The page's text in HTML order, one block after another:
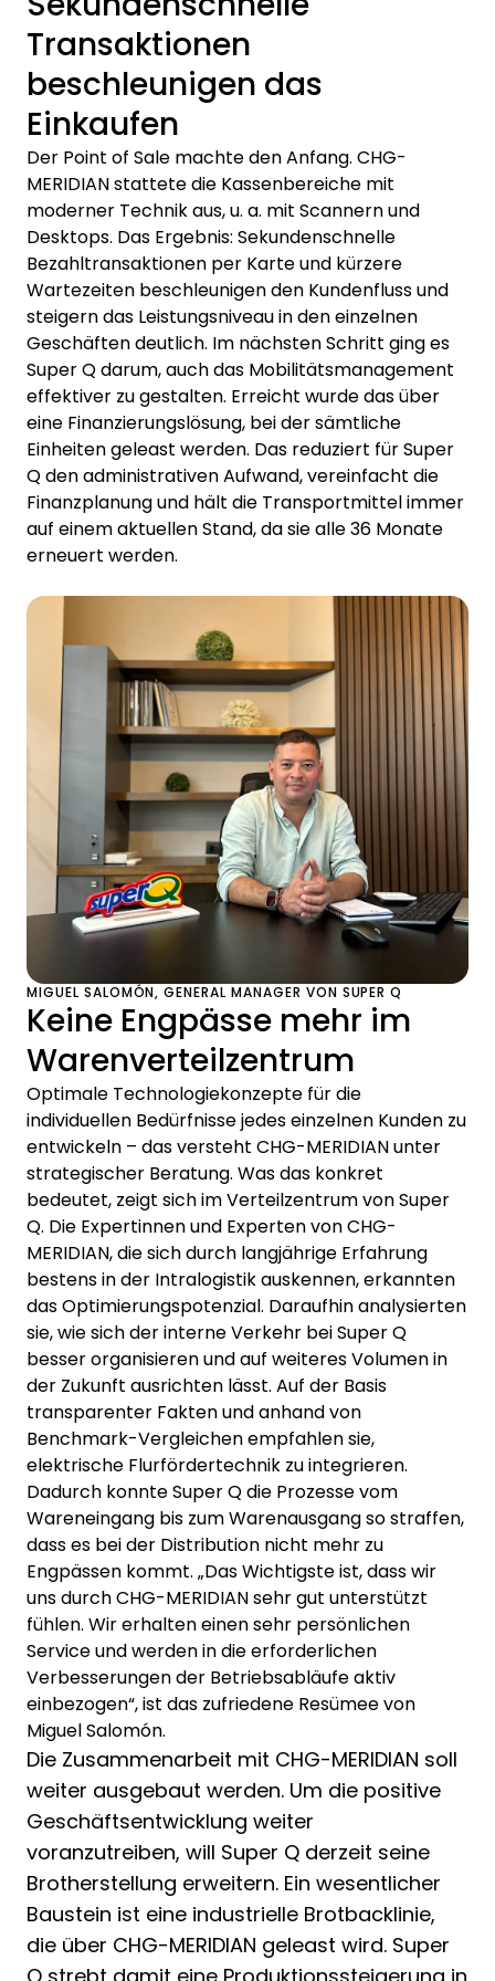
Transaktionen
beschleunigen das
Einkaufen
Der Point of Sale machte den Anfang. CHG-
MERIDIAN stattete die Kassenbereiche mit
moderner Technik aus, u. a. mit Scannern und
Desktops. Das Ergebnis: Sekundenschnelle
Bezahltransaktionen per Karte und kürzere
Wartezeiten beschleunigen den Kundenfluss und
steigern das Leistungsniveau in den einzelnen
Geschäften deutlich. Im nächsten Schritt ging es
Super Q darum, auch das Mobilitätsmanagement
effektiver zu gestalten. Erreicht wurde das über
eine Finanzierungslösung, bei der sämtliche
Einheiten geleast werden. Das reduziert für Super
Q den administrativen Aufwand, vereinfacht die
Finanzplanung und hält die Transportmittel immer
auf einem aktuellen Stand, da sie alle 36 Monate
erneuert werden.
MIGUEL SALOMÓN, GENERAL MANAGER VON SUPER Q
Keine Engpässe mehr im
Warenverteilzentrum
Optimale Technologiekonzepte für die
individuellen Bedürfnisse jedes einzelnen Kunden zu
entwickeln – das versteht CHG-MERIDIAN unter
strategischer Beratung. Was das konkret
bedeutet, zeigt sich im Verteilzentrum von Super
Q. Die Expertinnen und Experten von CHG-
MERIDIAN, die sich durch langjährige Erfahrung
bestens in der Intralogistik auskennen, erkannten
das Optimierungspotenzial. Daraufhin analysierten
sie, wie sich der interne Verkehr bei Super Q
besser organisieren und auf weiteres Volumen in
der Zukunft ausrichten lässt. Auf der Basis
transparenter Fakten und anhand von
Benchmark-Vergleichen empfahlen sie,
elektrische Flurfördertechnik zu integrieren.
Dadurch konnte Super Q die Prozesse vom
Wareneingang bis zum Warenausgang so straffen,
dass es bei der Distribution nicht mehr zu
Engpässen kommt. „Das Wichtigste ist, dass wir
uns durch CHG-MERIDIAN sehr gut unterstützt
fühlen. Wir erhalten einen sehr persönlichen
Service und werden in die erforderlichen
Verbesserungen der Betriebsabläufe aktiv
einbezogen“, ist das zufriedene Resümee von
Miguel Salomón.
Die Zusammenarbeit mit CHG-MERIDIAN soll
weiter ausgebaut werden. Um die positive
Geschäftsentwicklung weiter
voranzutreiben, will Super Q derzeit seine
Brotherstellung erweitern. Ein wesentlicher
Baustein ist eine industrielle Brotbacklinie,
die über CHG-MERIDIAN geleast wird. Super